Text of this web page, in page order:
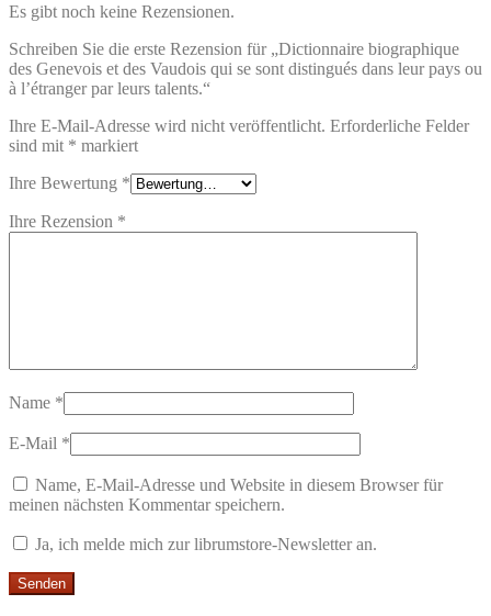
Es gibt noch keine Rezensionen.
Schreiben Sie die erste Rezension für „Dictionnaire biographique
des Genevois et des Vaudois qui se sont distingués dans leur pays ou
à l’étranger par leurs talents.“
Ihre E-Mail-Adresse wird nicht veröffentlicht. Erforderliche Felder
sind mit * markiert
Ihre Bewertung *
Ihre Rezension *
Name *
E-Mail *
Name, E-Mail-Adresse und Website in diesem Browser für
meinen nächsten Kommentar speichern.
Ja, ich melde mich zur librumstore-Newsletter an.